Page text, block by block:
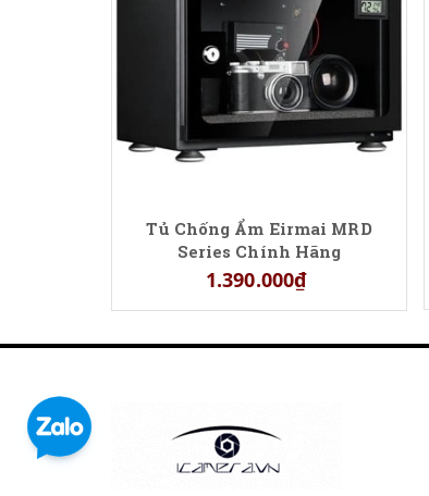
Tủ Chống Ẩm Eirmai MRD
Series Chính Hãng
1.390.000₫